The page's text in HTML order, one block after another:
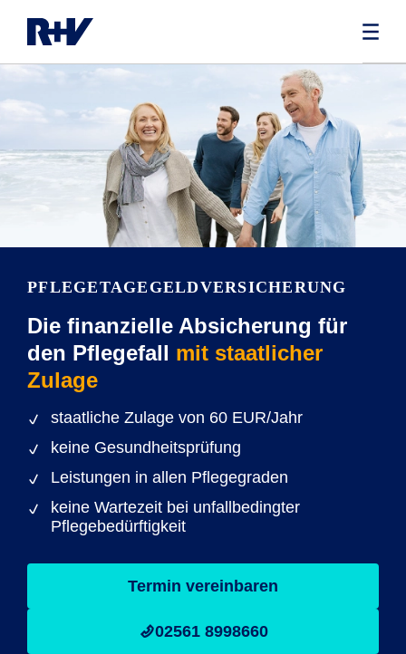
PFLEGETAGE­GELDVERSICHERUNG
Die finanzielle Absicherung für
den Pflegefall mit staatlicher
Zulage
staatliche Zulage von 60 EUR/Jahr
keine Gesundheitsprüfung
Leistungen in allen Pflegegraden
keine Wartezeit bei unfallbedingter
Pflegebedürftigkeit
Termin vereinbaren
02561 8998660